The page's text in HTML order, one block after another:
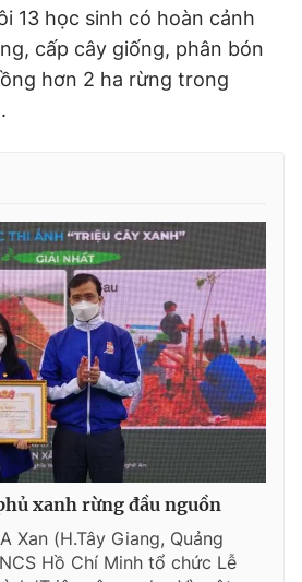
13 học sinh có hoàn cảnh
cấp cây giống, phân bón
hơn 2 ha rừng trong
xanh rừng đầu nguồn
Xan (H.Tây Giang, Quảng
Hồ Chí Minh tổ chức Lễ